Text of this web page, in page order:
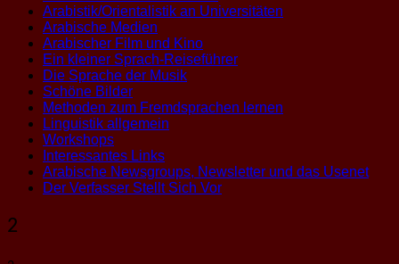
Arabistik/Orientalistik an Universitäten
Arabische Medien
Arabischer Film und Kino
Ein kleiner Sprach-Reiseführer
Die Sprache der Musik
Schöne Bilder
Methoden zum Fremdsprachen lernen
Linguistik allgemein
Workshops
Interessantes Links
Arabische Newsgroups, Newsletter und das Usenet
Der Verfasser Stellt Sich Vor
2